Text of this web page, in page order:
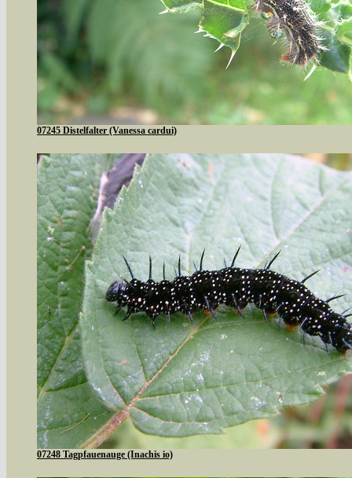
07245 Distelfalter (Vanessa cardui)
07248 Tagpfauenauge (Inachis io)